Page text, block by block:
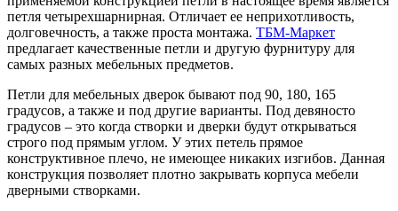
петля четырехшарнирная. Отличает ее неприхотливость,
долговечность, а также проста монтажа. ТБМ-Маркет
предлагает качественные петли и другую фурнитуру для
самых разных мебельных предметов.
Петли для мебельных дверок бывают под 90, 180, 165
градусов, а также и под другие варианты. Под девяносто
градусов – это когда створки и дверки будут открываться
строго под прямым углом. У этих петель прямое
конструктивное плечо, не имеющее никаких изгибов. Данная
конструкция позволяет плотно закрывать корпуса мебели
дверными створками.